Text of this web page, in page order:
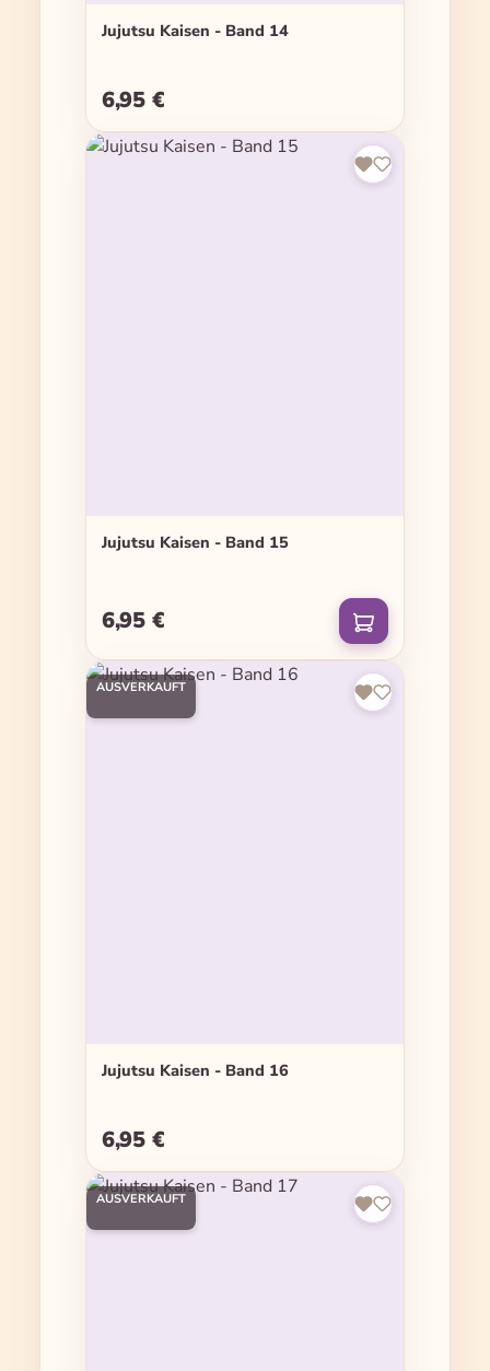
Jujutsu Kaisen - Band 14
Regulärer Preis:
6,95 €
Jujutsu Kaisen - Band 15
Regulärer Preis:
6,95 €
AUSVERKAUFT
Jujutsu Kaisen - Band 16
Regulärer Preis:
6,95 €
AUSVERKAUFT